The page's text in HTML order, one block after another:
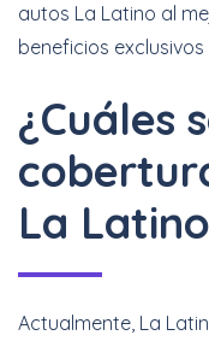
autos La Latino al
beneficios
¿Cuáles
La
Actualmente, La